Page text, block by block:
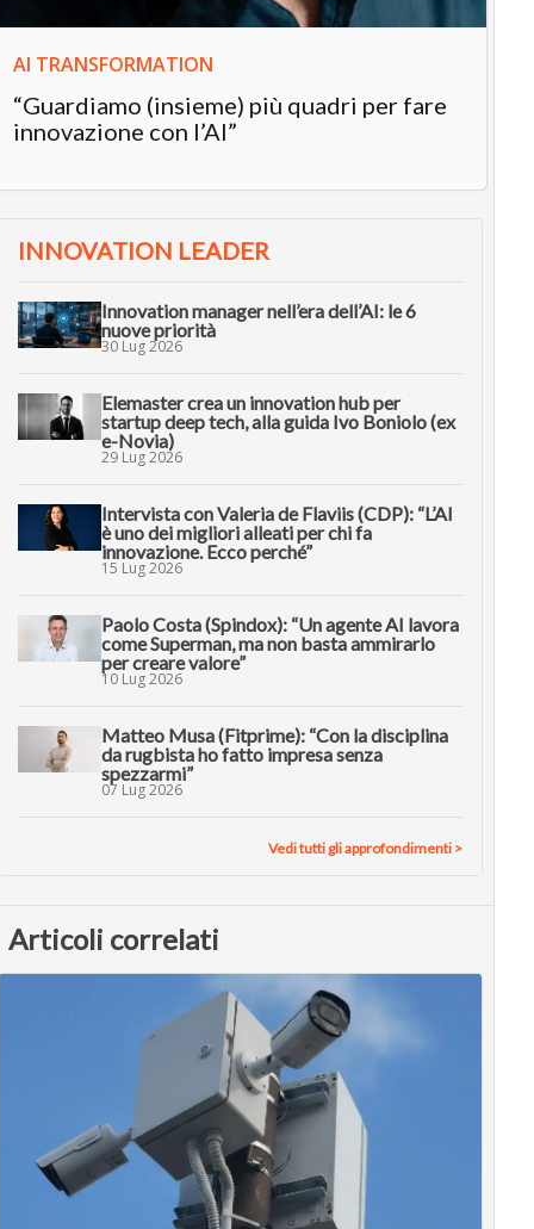
AI TRANSFORMATION
“Guardiamo (insieme) più quadri per fare
innovazione con l’AI”
INNOVATION LEADER
Innovation manager nell’era dell’AI: le 6
nuove priorità
30 Lug 2026
Elemaster crea un innovation hub per
startup deep tech, alla guida Ivo Boniolo (ex
e-Novia)
29 Lug 2026
Intervista con Valeria de Flaviis (CDP): “L’AI
è uno dei migliori alleati per chi fa
innovazione. Ecco perché”
15 Lug 2026
Paolo Costa (Spindox): “Un agente AI lavora
come Superman, ma non basta ammirarlo
per creare valore”
10 Lug 2026
Matteo Musa (Fitprime): “Con la disciplina
da rugbista ho fatto impresa senza
spezzarmi”
07 Lug 2026
Vedi tutti gli approfondimenti >
Articoli correlati